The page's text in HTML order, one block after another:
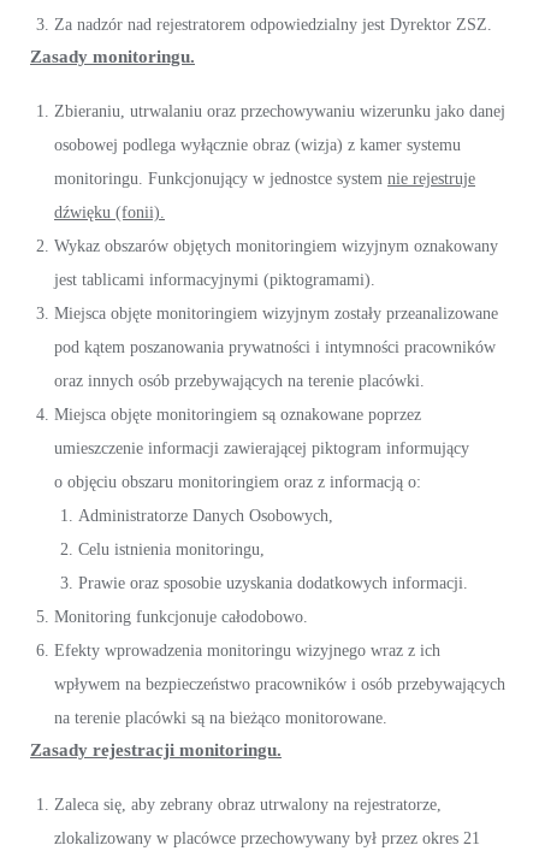
Za nadzór nad rejestratorem odpowiedzialny jest Dyrektor ZSZ.
Zasady monitoringu.
Zbieraniu, utrwalaniu oraz przechowywaniu wizerunku jako danej
osobowej podlega wyłącznie obraz (wizja) z kamer systemu
monitoringu. Funkcjonujący w jednostce system nie rejestruje
dźwięku (fonii).
Wykaz obszarów objętych monitoringiem wizyjnym oznakowany
jest tablicami informacyjnymi (piktogramami).
Miejsca objęte monitoringiem wizyjnym zostały przeanalizowane
pod kątem poszanowania prywatności i intymności pracowników
oraz innych osób przebywających na terenie placówki.
Miejsca objęte monitoringiem są oznakowane poprzez
umieszczenie informacji zawierającej piktogram informujący
o objęciu obszaru monitoringiem oraz z informacją o:
Administratorze Danych Osobowych,
Celu istnienia monitoringu,
Prawie oraz sposobie uzyskania dodatkowych informacji.
Monitoring funkcjonuje całodobowo.
Efekty wprowadzenia monitoringu wizyjnego wraz z ich
wpływem na bezpieczeństwo pracowników i osób przebywających
na terenie placówki są na bieżąco monitorowane.
Zasady rejestracji monitoringu.
Zaleca się, aby zebrany obraz utrwalony na rejestratorze,
zlokalizowany w placówce przechowywany był przez okres 21